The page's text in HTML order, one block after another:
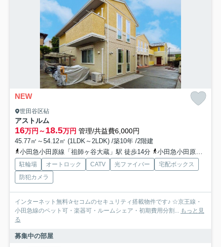
NEW
世田谷区砧
アストルム
16万円～18.5万円 管理/共益費6,000円
45.77㎡～54.12㎡ (1LDK～2LDK) /築10年 /2階建
小田急小田原線「祖師ヶ谷大蔵」駅 徒歩14分
小田急小田原線「千歳船橋」駅 徒歩14分
駐輪場 オートロック CATV 光ファイバー
宅配ボックス
防犯カメラ
インターネット無料✰セコムのセキュリティ搭載物件です♪ ☆京王線・
小田急線のペット可・楽器可・ルームシェア・初期費用分割... もっと見
る
募集中の部屋